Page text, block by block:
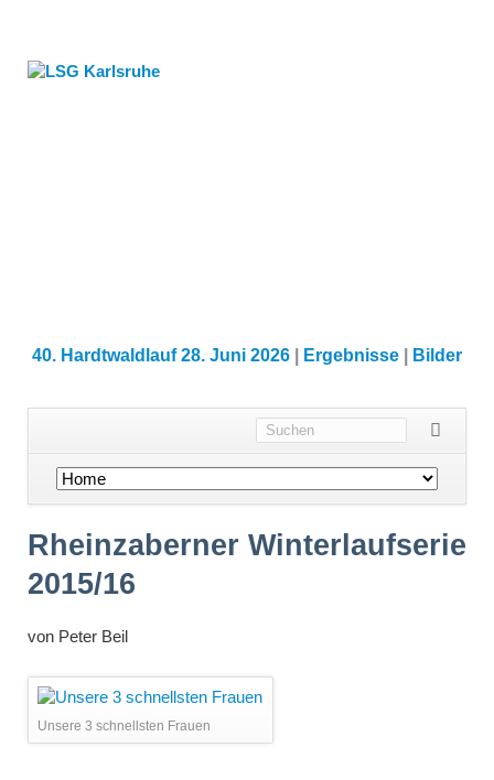
40. Hardtwaldlauf 28. Juni 2026 Ergebnisse Bilder
Navigation
Rheinzaberner Winterlaufserie
2015/16
von Peter Beil
Unsere 3 schnellsten Frauen